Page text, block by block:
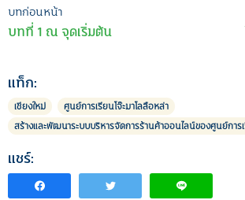
เมนู
นำทาง
เรื่อง
บทก่อนหน้า
บทที่ 1 ณ จุดเริ่มต้น
แท็ก:
เชียงใหม่
ศูนย์การเรียนโจ๊ะมาโลลือหล่า
สร้างและพัฒนาระบบบริหารจัดการร้านค้าออนไลน์ของศูนย์การ
แชร์: